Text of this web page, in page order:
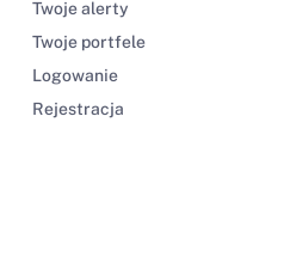
Twoje alerty
Twoje portfele
Logowanie
Rejestracja